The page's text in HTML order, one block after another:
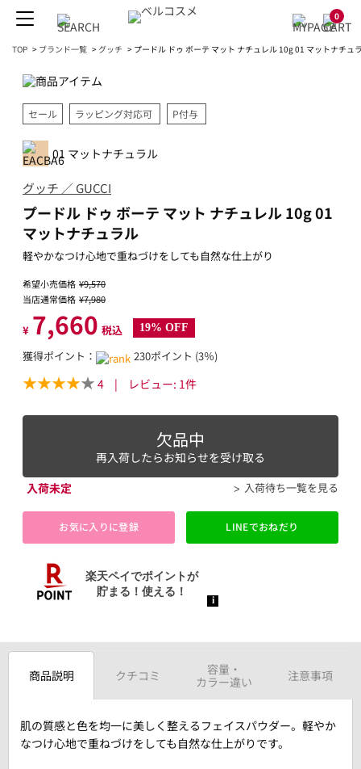
0
TOP > ブランド一覧 >グッチ > プードル ドゥ ボーテ マット ナチュレル 10g 01 マットナチュ
セール ラッピング対応可 P付与
01 マットナチュラル
グッチ ／ GUCCI
プードル ドゥ ボーテ マット ナチュレル 10g 01
マットナチュラル
軽やかなつけ心地で重ねづけをしても自然な仕上がり
希望小売価格 ¥9,570
当店通常価格 ¥7,980
¥ 7,660 税込 19% OFF
獲得ポイント： 230ポイント (3％)
4 | レビュー: 1件
欠品中
再入荷したらお知らせを受け取る
入荷未定
入荷待ち一覧を見る
お気に入りに登録 LINEでおねだり
商品説明 クチコミ
容量・
カラー違い
注意事項
肌の質感と色を均一に美しく整えるフェイスパウダー。軽やか
なつけ心地で重ねづけをしても自然な仕上がりです。